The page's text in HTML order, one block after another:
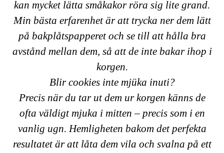
kan mycket lätta småkakor röra sig lite grand.
Min bästa erfarenhet är att trycka ner dem lätt
på bakplåtspapperet och se till att hålla bra
avstånd mellan dem, så att de inte bakar ihop i
korgen.
Blir cookies inte mjüka inuti?
Precis när du tar ut dem ur korgen känns de
ofta väldigt mjuka i mitten – precis som i en
vanlig ugn. Hemligheten bakom det perfekta
resultatet är att låta dem vila och svalna på ett